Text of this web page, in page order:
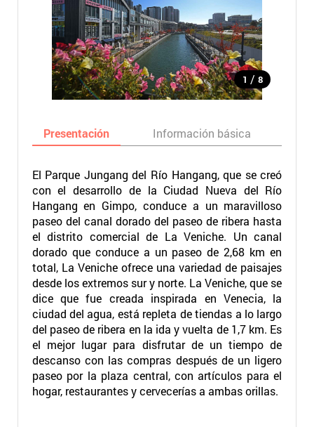
1 / 8
Presentación Información básica
El Parque Jungang del Río Hangang, que se creó
con el desarrollo de la Ciudad Nueva del Río
Hangang en Gimpo, conduce a un maravilloso
paseo del canal dorado del paseo de ribera hasta
el distrito comercial de La Veniche. Un canal
dorado que conduce a un paseo de 2,68 km en
total, La Veniche ofrece una variedad de paisajes
desde los extremos sur y norte. La Veniche, que se
dice que fue creada inspirada en Venecia, la
ciudad del agua, está repleta de tiendas a lo largo
del paseo de ribera en la ida y vuelta de 1,7 km. Es
el mejor lugar para disfrutar de un tiempo de
descanso con las compras después de un ligero
paseo por la plaza central, con artículos para el
hogar, restaurantes y cervecerías a ambas orillas.